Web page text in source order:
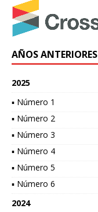
AÑOS ANTERIORES
2025
▪ Número 1
▪ Número 2
▪ Número 3
▪ Número 4
▪ Número 5
▪ Número 6
2024